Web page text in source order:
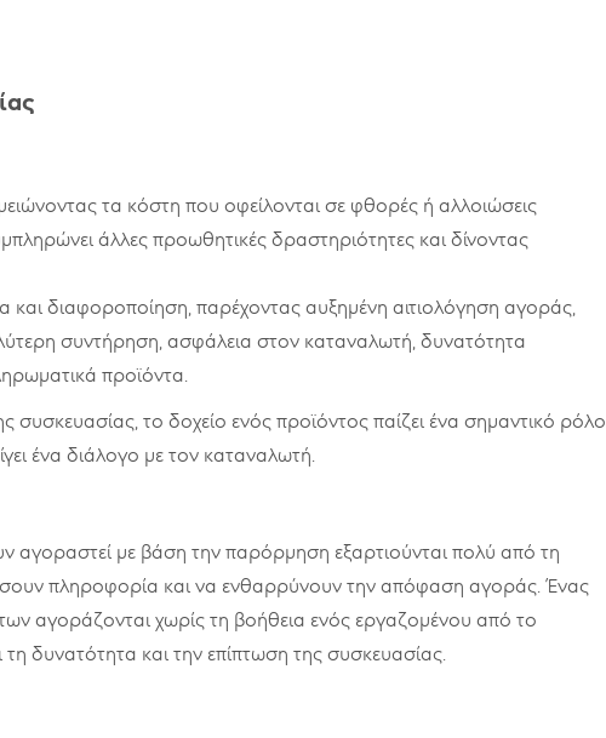
τα κόστη που οφείλονται σε φθορές ή αλλοιώσεις
άλλες προωθητικές δραστηριότητες και δίνοντας
και διαφοροποίηση, παρέχοντας αυξημένη αιτιολόγηση αγοράς,
συντήρηση, ασφάλεια στον καταναλωτή, δυνατότητα
προϊόντα.
συσκευασίας, το δοχείο ενός προϊόντος παίζει ένα σημαντικό ρόλο
ένα διάλογο με τον καταναλωτή.
αγοραστεί με βάση την παρόρμηση εξαρτιούνται πολύ από τη
πληροφορία και να ενθαρρύνουν την απόφαση αγοράς. Ένας
αγοράζονται χωρίς τη βοήθεια ενός εργαζομένου από το
δυνατότητα και την επίπτωση της συσκευασίας.